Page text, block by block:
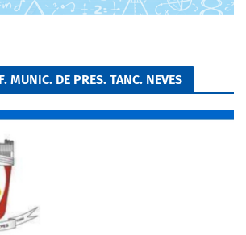
MUNIC. DE PRES. TANC. NEVES